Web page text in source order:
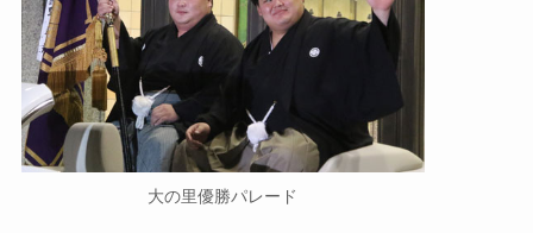
大の里優勝パレード